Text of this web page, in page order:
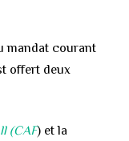
mandat courant
offert deux
(CAF) et la